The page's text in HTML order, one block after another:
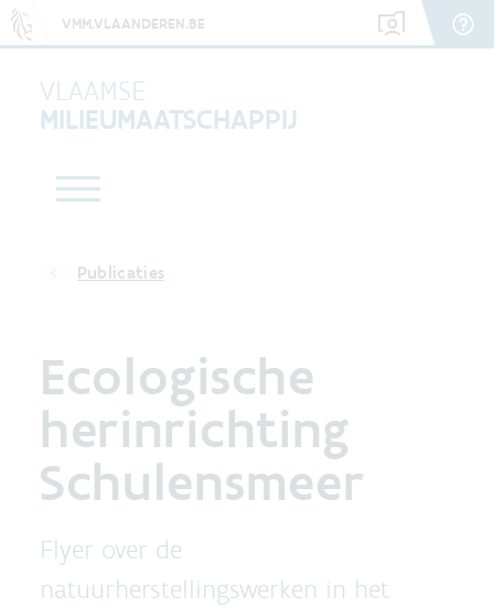
VMM.VLAANDEREN.BE
VLAAMSE
MILIEUMAATSCHAPPIJ
Publicaties
Ecologische
herinrichting
Schulensmeer
Flyer over de
natuurherstellingswerken in het